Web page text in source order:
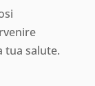
tua salute.